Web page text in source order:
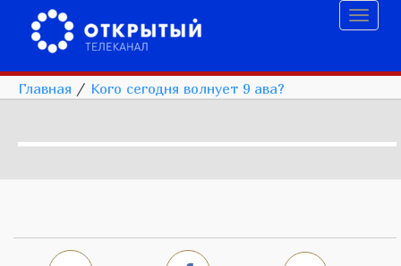
Главная / Кого сегодня волнует 9 ава?